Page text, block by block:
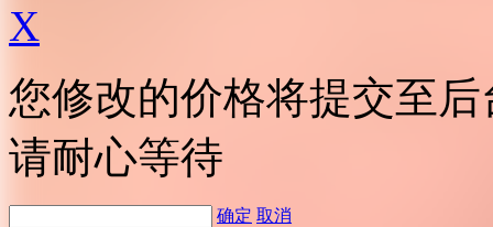
X
您修改的价格将提交至
请耐心等待
确定 取消